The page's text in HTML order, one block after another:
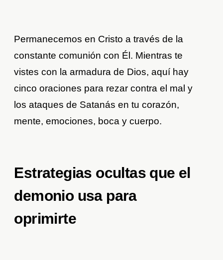
Permanecemos en Cristo a través de la
constante comunión con Él. Mientras te
vistes con la armadura de Dios, aquí hay
cinco oraciones para rezar contra el mal y
los ataques de Satanás en tu corazón,
mente, emociones, boca y cuerpo.
Estrategias ocultas que el
demonio usa para
oprimirte